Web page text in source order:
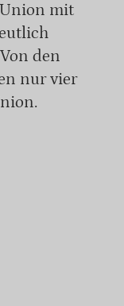
mit
den
nur vier